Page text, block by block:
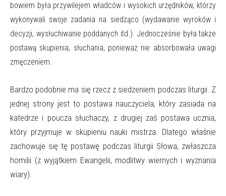
bowiem była przywilejem władców i wysokich urzędników, którzy
wykonywali swoje zadania na siedząco (wydawanie wyroków i
decyzji, wysłuchiwanie poddanych itd.). Jednocześnie była także
postawą skupienia, słuchania, ponieważ nie absorbowała uwagi
zmęczeniem.
Bardzo podobnie ma się rzecz z siedzeniem podczas liturgii. Z
jednej strony jest to postawa nauczyciela, który zasiada na
katedrze i poucza słuchaczy, z drugiej zaś postawa ucznia,
który przyjmuje w skupieniu nauki mistrza. Dlatego właśnie
zachowuje się tę postawę podczas liturgii Słowa, zwłaszcza
homilii (z wyjątkiem Ewangelii, modlitwy wiernych i wyznania
wiary).